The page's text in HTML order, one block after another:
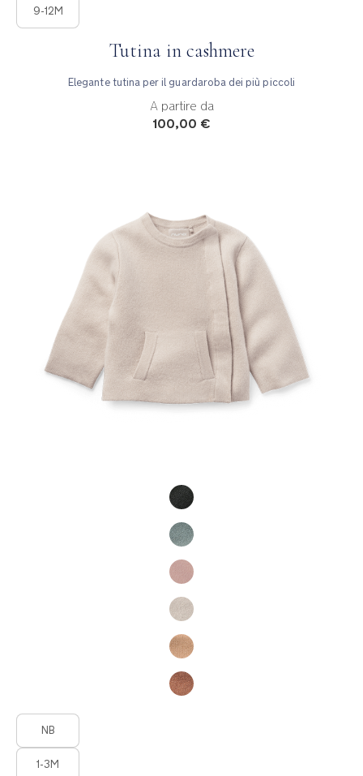
9-12M
Tutina in cashmere
Elegante tutina per il guardaroba dei più piccoli
A partire da
100,00 €
Product Fashions
NB
1-3M